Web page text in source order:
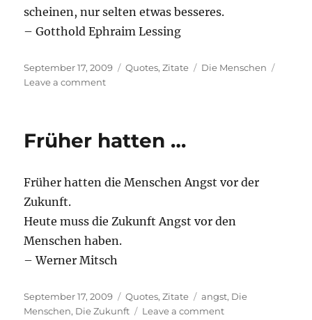
scheinen, nur selten etwas besseres.
– Gotthold Ephraim Lessing
Posted
on
September 17, 2009 Categories
Quotes,Zitate Tags
Die Menschen
Leave a commenton
Früher hatten …
Früher hatten die Menschen Angst vor der
Zukunft.
Heute muss die Zukunft Angst vor den
Menschen haben.
– Werner Mitsch
Posted
on
September 17, 2009 Categories
Quotes,Zitate Tags
angst, Die
Menschen, Die Zukunft Leave a commenton